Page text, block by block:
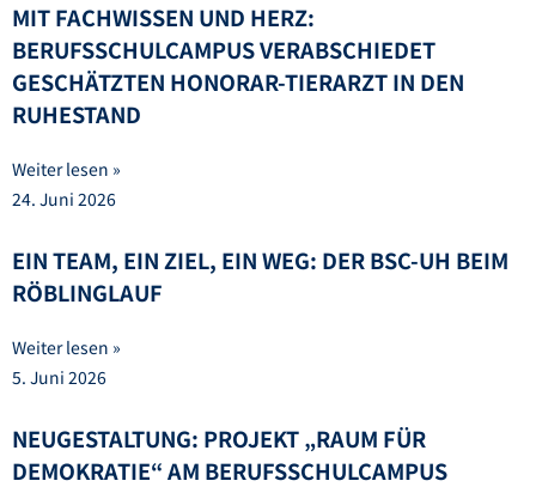
MIT FACHWISSEN UND HERZ:
BERUFSSCHULCAMPUS VERABSCHIEDET
GESCHÄTZTEN HONORAR-TIERARZT IN DEN
RUHESTAND
Weiter lesen »
24. Juni 2026
EIN TEAM, EIN ZIEL, EIN WEG: DER BSC-UH BEIM
RÖBLINGLAUF
Weiter lesen »
5. Juni 2026
NEUGESTALTUNG: PROJEKT „RAUM FÜR
DEMOKRATIE“ AM BERUFSSCHULCAMPUS